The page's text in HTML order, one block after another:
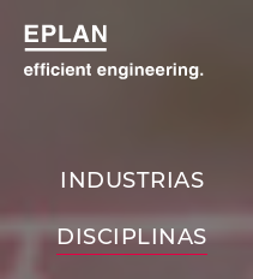
INDUSTRIAS
DISCIPLINAS